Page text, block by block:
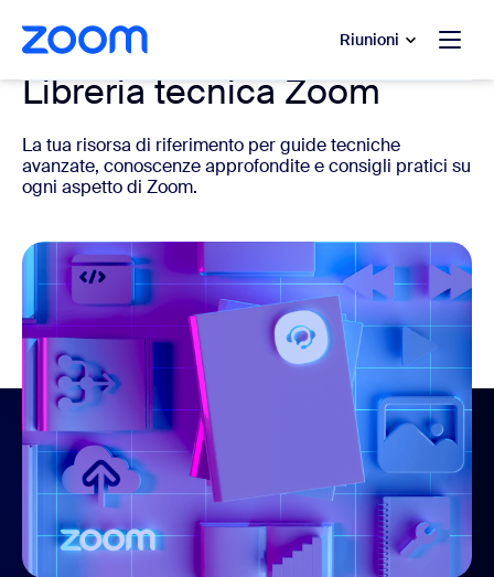
principale
di assistenza Riunioni
Libreria tecnica Zoom
La tua risorsa di riferimento per guide tecniche
avanzate, conoscenze approfondite e consigli pratici su
ogni aspetto di Zoom.